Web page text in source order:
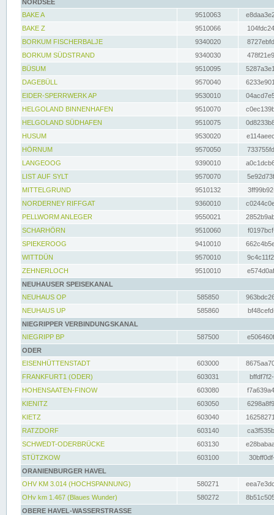
NORDSEE
BAKE A
9510063
BAKE Z
9510066
BORKUM FISCHERBALJE
9340020
BORKUM SÜDSTRAND
9340030
BÜSUM
9510095
DAGEBÜLL
9570040
EIDER-SPERRWERK AP
9530010
HELGOLAND BINNENHAFEN
9510070
HELGOLAND SÜDHAFEN
9510075
HUSUM
9530020
HÖRNUM
9570050
LANGEOOG
9390010
LIST AUF SYLT
9570070
MITTELGRUND
9510132
NORDERNEY RIFFGAT
9360010
PELLWORM ANLEGER
9550021
SCHARHÖRN
9510060
SPIEKEROOG
9410010
WITTDÜN
9570010
ZEHNERLOCH
9510010
NEUHAUSER SPEISEKANAL
NEUHAUS OP
585850
NEUHAUS UP
585860
NIEGRIPPER VERBINDUNGSKANAL
NIEGRIPP BP
587500
ODER
EISENHÜTTENSTADT
603000
FRANKFURT1 (ODER)
603031
HOHENSAATEN-FINOW
603080
KIENITZ
603050
KIETZ
603040
RATZDORF
603140
SCHWEDT-ODERBRÜCKE
603130
STÜTZKOW
603100
ORANIENBURGER HAVEL
OHV KM 3.014 (HOCHSPANNUNG)
580271
OHv km 1.467 (Blaues Wunder)
580272
OBERE HAVEL-WASSERSTRASSE